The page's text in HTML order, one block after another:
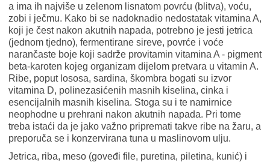
a ima ih najviše u zelenom lisnatom povrću (blitva), voću,
zobi i ječmu. Kako bi se nadoknadio nedostatak vitamina A,
koji je čest nakon akutnih napada, potrebno je jesti jetrica
(jednom tjedno), fermentirane sireve, povrće i voće
narančaste boje koji sadrže provitamin vitamina A - pigment
beta-karoten kojeg organizam dijelom pretvara u vitamin A.
Ribe, poput lososa, sardina, škombra bogati su izvor
vitamina D, polinezasićenih masnih kiselina, cinka i
esencijalnih masnih kiselina. Stoga su i te namirnice
neophodne u prehrani nakon akutnih napada. Pri tome
treba istaći da je jako važno pripremati takve ribe na žaru, a
preporuča se i konzervirana tuna u maslinovom ulju.
Jetrica, riba, meso (goveđi file, puretina, piletina, kunić) i